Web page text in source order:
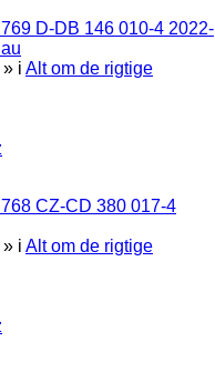
D-DB 146 010-4 2022-
» i Alt om de rigtige
CZ-CD 380 017-4
» i Alt om de rigtige